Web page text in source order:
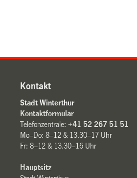
Kontakt
Stadt Winterthur
Kontaktformular
Telefonzentrale:+41 52 267 51 51
Mo–Do: 8–12 & 13.30–17 Uhr
Fr: 8–12 & 13.30–16 Uhr
Hauptsitz